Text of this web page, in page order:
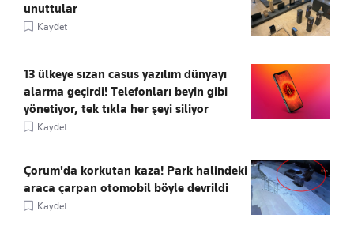
unuttular
Kaydet
13 ülkeye sızan casus yazılım dünyayı
alarma geçirdi! Telefonları beyin gibi
yönetiyor, tek tıkla her şeyi siliyor
Kaydet
Çorum'da korkutan kaza! Park halindeki
araca çarpan otomobil böyle devrildi
Kaydet